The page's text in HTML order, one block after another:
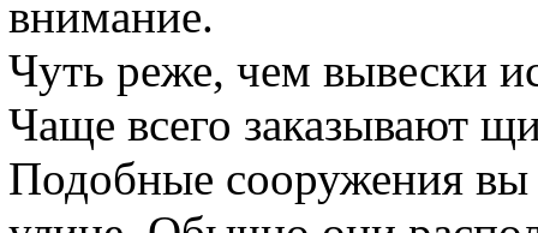
внимание.
Чуть реже, чем вывески
Чаще всего заказывают
Подобные сооружения вы